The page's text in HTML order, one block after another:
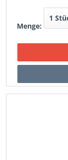
Menge: